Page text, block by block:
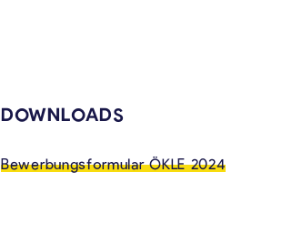
VERKNÜPFTE INHALTE
DOWNLOADS
Bewerbungsformular ÖKLE 2024